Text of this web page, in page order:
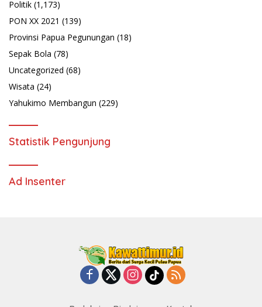
Politik (1,173)
PON XX 2021 (139)
Provinsi Papua Pegunungan (18)
Sepak Bola (78)
Uncategorized (68)
Wisata (24)
Yahukimo Membangun (229)
Statistik Pengunjung
Ad Insenter